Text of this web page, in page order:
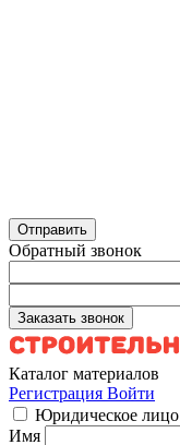
Обратный звонок
Каталог материалов
Регистрация Войти
Юридическое лицо
Имя